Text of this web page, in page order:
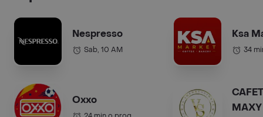
Nespresso
Sab, 10 AM
Oxxo
Ksa
34